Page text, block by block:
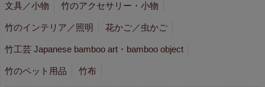
文具／小物 竹のアクセサリー・小物
竹のインテリア／照明 花かご／虫かご
竹工芸 Japanese bamboo art・bamboo object
竹のペット用品 竹布